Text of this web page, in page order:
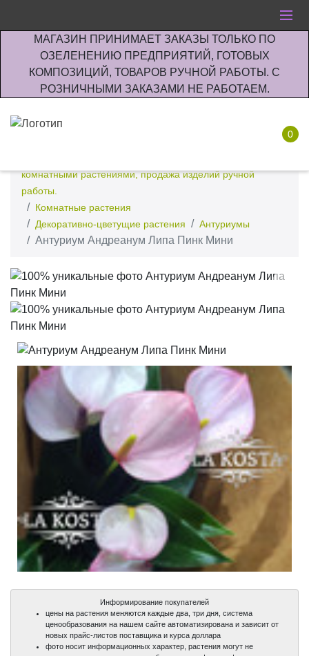
МАГАЗИН ПРИНИМАЕТ ЗАКАЗЫ ТОЛЬКО ПО
ОЗЕЛЕНЕНИЮ ПРЕДПРИЯТИЙ, ГОТОВЫХ
КОМПОЗИЦИЙ, ТОВАРОВ РУЧНОЙ РАБОТЫ. С
РОЗНИЧНЫМИ ЗАКАЗАМИ НЕ РАБОТАЕМ.
0
комнатными растениями, продажа изделий ручной
работы.
Комнатные растения
Декоративно-цветущие растения
Антуриумы
Антуриум Андреанум Липа Пинк Мини
Информирование покупателей
цены на растения меняются каждые два, три дня, система
ценообразования на нашем сайте автоматизирована и зависит от
новых прайс-листов поставщика и курса доллара
фото носит информационных характер, растения могут не